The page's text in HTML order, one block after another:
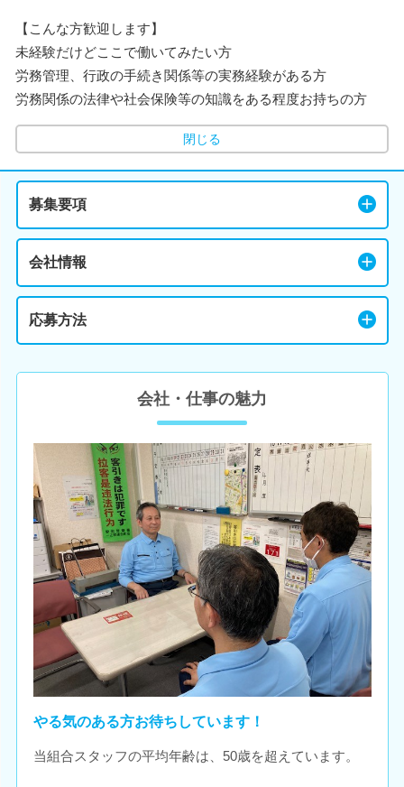
【こんな方歓迎します】
未経験だけどここで働いてみたい方
労務管理、行政の手続き関係等の実務経験がある方
労務関係の法律や社会保険等の知識をある程度お持ちの方
閉じる
募集要項
会社情報
応募方法
会社・仕事の魅力
やる気のある方お待ちしています！
当組合スタッフの平均年齢は、50歳を超えています。